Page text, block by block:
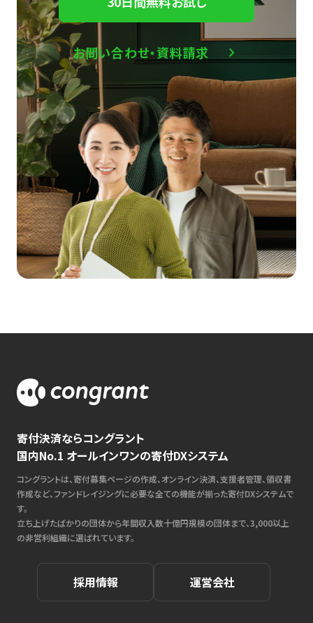
お問い合わせ・資料請求
寄付決済ならコングラント
国内No.1 オールインワンの寄付DXシステム
コングラントは、寄付募集ページの作成、オンライン決済、支援者管理、領収書
作成など、ファンドレイジングに必要な全ての機能が揃った寄付DXシステムで
す。
立ち上げたばかりの団体から年間収入数十億円規模の団体まで、3,000以上
の非営利組織に選ばれています。
採用情報 運営会社